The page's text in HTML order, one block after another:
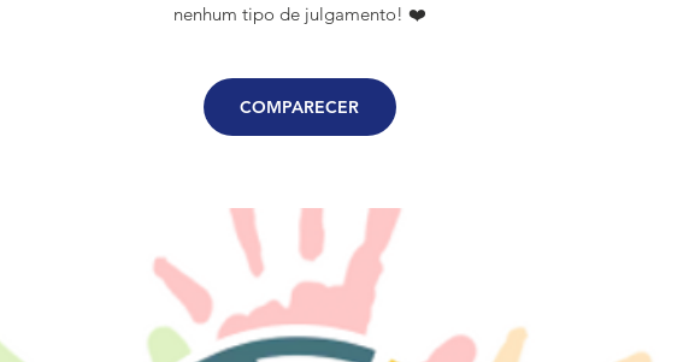
nenhum tipo de julgamento! ❤️
COMPARECER